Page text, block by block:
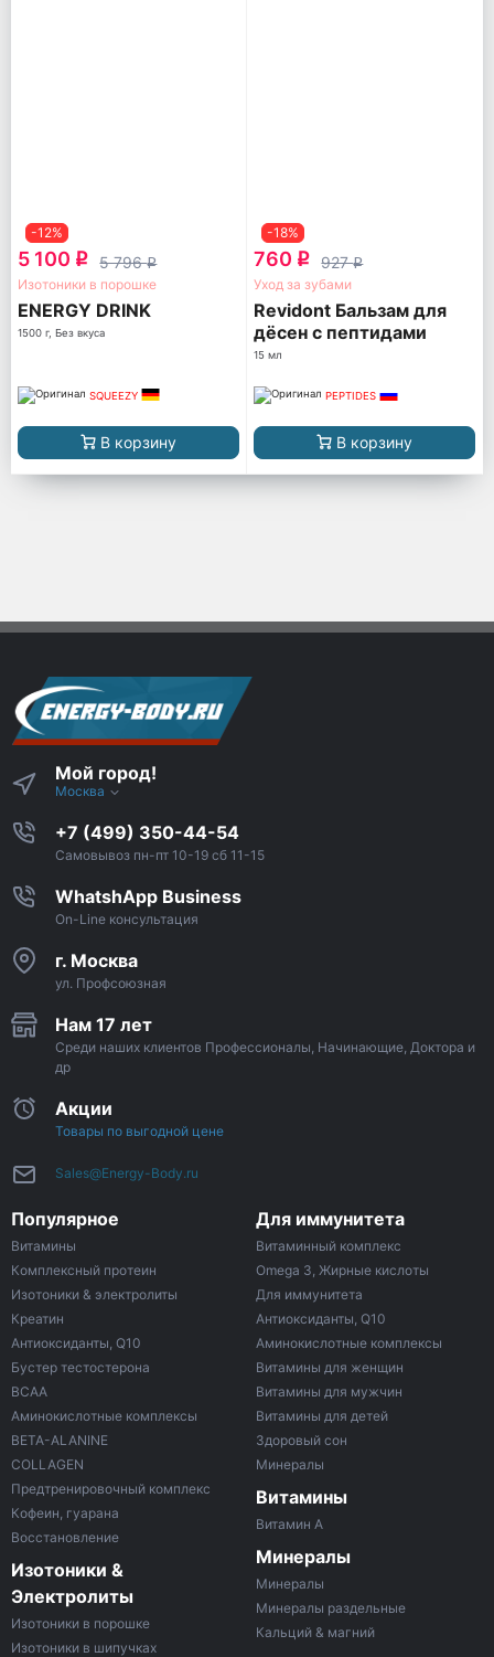
-12%
5 100 q 5 796q
Изотоники в порошке
ENERGY DRINK
1500 г, Без вкуса
SQUEEZY
В корзину
-18%
760 q 927q
Уход за зубами
Revidont Бальзам для
дёсен с пептидами
15 мл
PEPTIDES
В корзину
Мой город!
Москва
+7 (499) 350-44-54
Самовывоз пн-пт 10-19 сб 11-15
WhatshApp Business
On-Line консультация
г. Москва
ул. Профсоюзная
Нам 17 лет
Среди наших клиентов Профессионалы, Начинающие, Доктора и
др
Акции
Товары по выгодной цене
Sales@Energy-Body.ru
Популярное
Витамины
Комплексный протеин
Изотоники & электролиты
Креатин
Антиоксиданты, Q10
Бустер тестостерона
ВСАА
Аминокислотные комплексы
BETA-ALANINE
COLLAGEN
Предтренировочный комплекс
Кофеин, гуарана
Восстановление
Изотоники &
Электролиты
Изотоники в порошке
Изотоники в шипучках
Для иммунитета
Витаминный комплекс
Omega 3, Жирные кислоты
Для иммунитета
Антиоксиданты, Q10
Аминокислотные комплексы
Витамины для женщин
Витамины для мужчин
Витамины для детей
Здоровый сон
Минералы
Витамины
Витамин A
Минералы
Минералы
Минералы раздельные
Кальций & магний